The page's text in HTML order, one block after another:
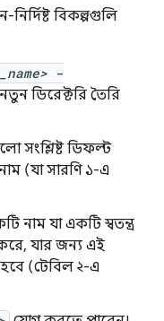
বিকল্পগুলি
-
ডিরেক্টরি তৈরি
সংশ্লিষ্ট ডিফল্ট
(যা সারণি ১-এ
নাম যা একটি স্বতন্ত্র
যার জন্য এই
(টেবিল ২-এ